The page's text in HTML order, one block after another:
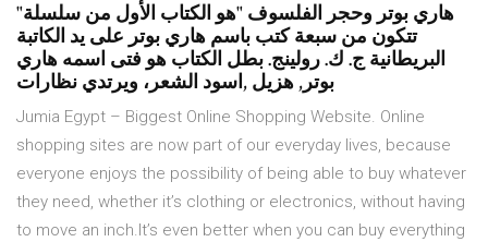
"هاري بوتر وحجر الفلسوف "هو الكتاب الأول من سلسلة
تتكون من سبعة كتب باسم هاري بوتر على يد الكاتبة
البريطانية ج. ك. رولينج. بطل الكتاب هو فتى اسمه هاري
بوتر, هزيل ,اسود الشعر، ويرتدي نظارات
Jumia Egypt – Biggest Online Shopping Website. Online
shopping sites are now part of our everyday lives, because
everyone enjoys the possibility of being able to buy whatever
they need, whether it’s clothing or electronics, without having
to move an inch.It’s even better when you can buy everything